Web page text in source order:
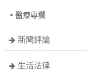
醫療專欄
新聞評論
生活法律